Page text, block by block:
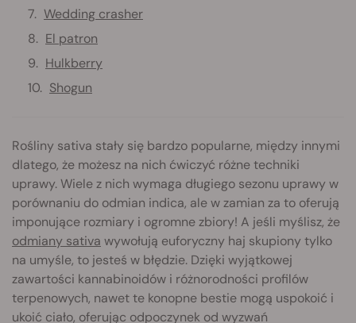
Wedding crasher
El patron
Hulkberry
Shogun
Rośliny sativa stały się bardzo popularne, między innymi
dlatego, że możesz na nich ćwiczyć różne techniki
uprawy. Wiele z nich wymaga długiego sezonu uprawy w
porównaniu do odmian indica, ale w zamian za to oferują
imponujące rozmiary i ogromne zbiory! A jeśli myślisz, że
odmiany sativa wywołują euforyczny haj skupiony tylko
na umyśle, to jesteś w błędzie. Dzięki wyjątkowej
zawartości kannabinoidów i różnorodności profilów
terpenowych, nawet te konopne bestie mogą uspokoić i
ukoić ciało, oferując odpoczynek od wyzwań